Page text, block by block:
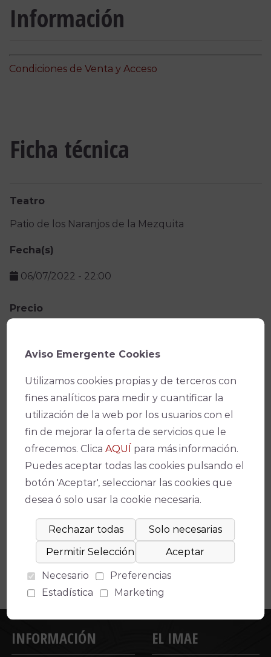
Información
Condiciones de Venta y Acceso
Ficha técnica
Teatro
Patio de los Naranjos de la Mezquita
Fecha(s)
06/07/2022 - 22:00
Precio
Facebook
X WhatsApp
Email
Copy
Link
Espectáculos relacionados
INFORMACIÓN EL IMAE
Aviso Emergente Cookies
Utilizamos cookies propias y de terceros con
fines analíticos para medir y cuantificar la
utilización de la web por los usuarios con el
fin de mejorar la oferta de servicios que le
ofrecemos. ClicaAQUÍ para más información.
Puedes aceptar todas las cookies pulsando el
botón 'Aceptar', seleccionar las cookies que
desea ó solo usar la cookie necesaria.
Necesario
Preferencias
Estadística
Marketing